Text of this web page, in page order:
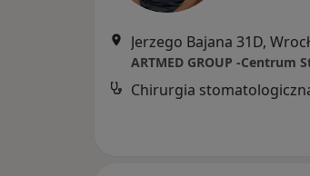
Jerzego Bajana 31D,
Chirurgia